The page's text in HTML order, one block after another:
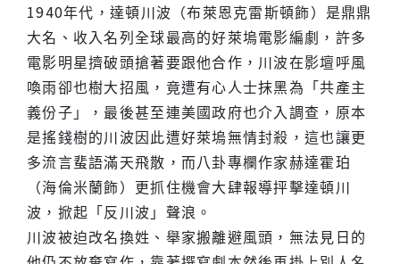
1940年代，達頓川波（布萊恩克雷斯頓飾）是鼎鼎
大名、收入名列全球最高的好萊塢電影編劇，許多
電影明星擠破頭搶著要跟他合作，川波在影壇呼風
喚雨卻也樹大招風，竟遭有心人士抹黑為「共產主
義份子」，最後甚至連美國政府也介入調查，原本
是搖錢樹的川波因此遭好萊塢無情封殺，這也讓更
多流言蜚語滿天飛散，而八卦專欄作家赫達霍珀
（海倫米蘭飾）更抓住機會大肆報導抨擊達頓川
波，掀起「反川波」聲浪。
川波被迫改名換姓、舉家搬離避風頭，無法見日的